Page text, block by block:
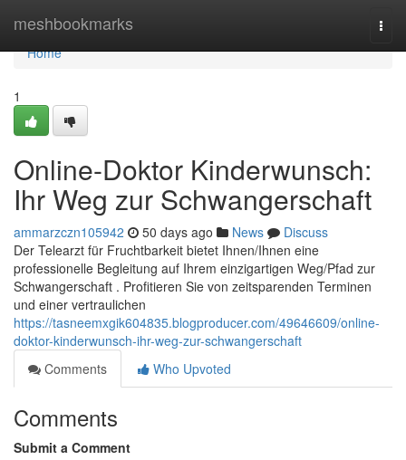
meshbookmarks
Home
Home
1
Online-Doktor Kinderwunsch:
Ihr Weg zur Schwangerschaft
ammarzczn105942 50 days ago News
Discuss
Der Telearzt für Fruchtbarkeit bietet Ihnen/Ihnen eine
professionelle Begleitung auf Ihrem einzigartigen Weg/Pfad zur
Schwangerschaft . Profitieren Sie von zeitsparenden Terminen
und einer vertraulichen
https://tasneemxgik604835.blogproducer.com/49646609/online-
doktor-kinderwunsch-ihr-weg-zur-schwangerschaft
Comments
Who Upvoted
Comments
Submit a Comment